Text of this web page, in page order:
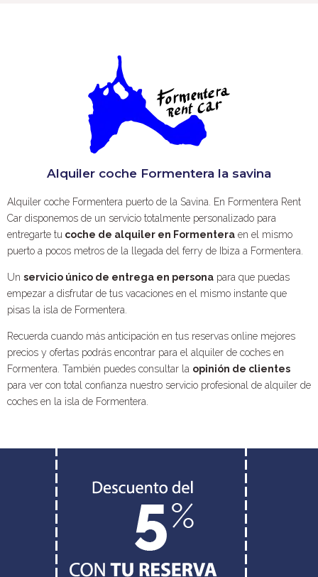
Alquiler coche Formentera la savina
Alquiler coche Formentera puerto de la Savina. En Formentera Rent
Car disponemos de un servicio totalmente personalizado para
entregarte tu coche de alquiler en Formentera en el mismo
puerto a pocos metros de la llegada del ferry de Ibiza a Formentera.
Un servicio único de entrega en persona para que puedas
empezar a disfrutar de tus vacaciones en el mismo instante que
pisas la isla de Formentera.
Recuerda cuando más anticipación en tus reservas online mejores
precios y ofertas podrás encontrar para el alquiler de coches en
Formentera. También puedes consultar la opinión de clientes
para ver con total confianza nuestro servicio profesional de alquiler de
coches en la isla de Formentera.